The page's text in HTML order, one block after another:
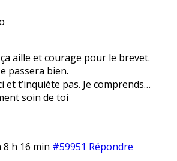
aille et courage pour le brevet.
passera bien.
et t’inquiète pas. Je comprends…
soin de toi
8 h 16 min #59951 Répondre